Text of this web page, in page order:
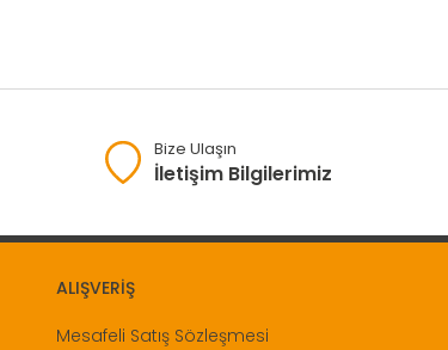
Bize Ulaşın
İletişim Bilgilerimiz
ALIŞVERİŞ
Mesafeli Satış Sözleşmesi